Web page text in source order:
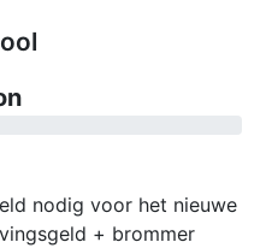
nodig voor het nieuwe
+ brommer